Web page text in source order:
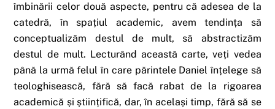
îmbinării celor două aspecte, pentru că adesea de la
catedră, în spațiul academic, avem tendința să
conceptualizăm destul de mult, să abstractizăm
destul de mult. Lecturând această carte, veți vedea
până la urmă felul în care părintele Daniel înțelege să
teologhisească, fără să facă rabat de la rigoarea
academică și științifică, dar, în același timp, fără să se